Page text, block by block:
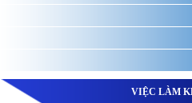
VIỆC LÀM